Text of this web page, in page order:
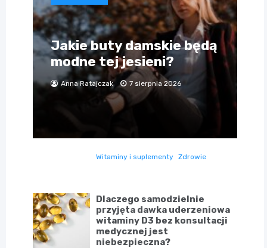
Jakie buty damskie będą
modne tej jesieni?
Anna Ratajczak 7 sierpnia 2026
Witaminy i suplementy Zdrowie
Dlaczego samodzielnie
przyjęta dawka uderzeniowa
witaminy D3 bez konsultacji
medycznej jest
niebezpieczna?